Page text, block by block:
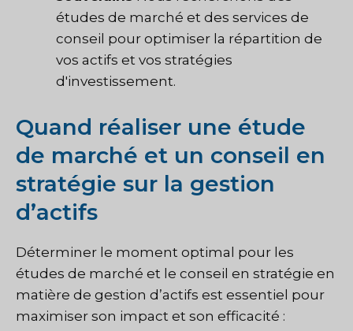
études de marché et des services de
conseil pour optimiser la répartition de
vos actifs et vos stratégies
d'investissement.
Quand réaliser une étude
de marché et un conseil en
stratégie sur la gestion
d’actifs
Déterminer le moment optimal pour les
études de marché et le conseil en stratégie en
matière de gestion d’actifs est essentiel pour
maximiser son impact et son efficacité :